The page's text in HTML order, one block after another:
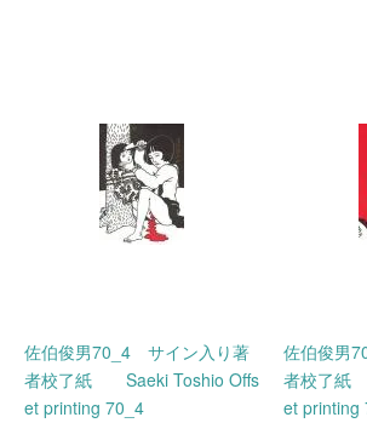
佐伯俊男70_4 サイン入り著
者校了紙 Saeki Toshio Offs
et printing 70_4
佐伯俊男
者校了紙
et printing